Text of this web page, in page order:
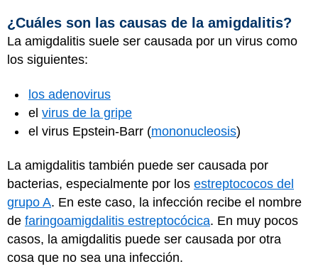
¿Cuáles son las causas de la amigdalitis?
La amigdalitis suele ser causada por un virus como
los siguientes:
los adenovirus
el virus de la gripe
el virus Epstein-Barr (mononucleosis)
La amigdalitis también puede ser causada por
bacterias, especialmente por los estreptococos del
grupo A. En este caso, la infección recibe el nombre
de faringoamigdalitis estreptocócica. En muy pocos
casos, la amigdalitis puede ser causada por otra
cosa que no sea una infección.